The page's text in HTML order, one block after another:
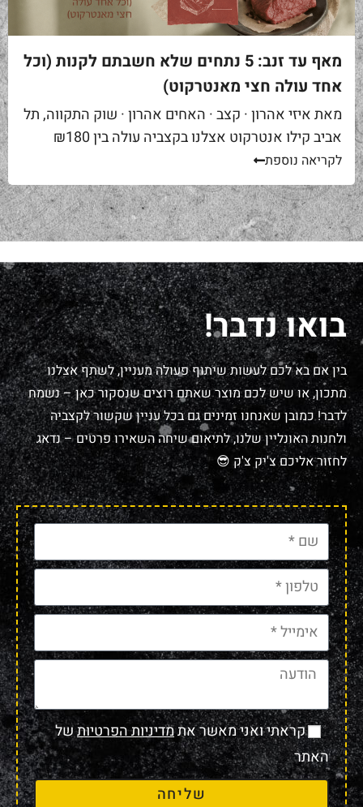
מאף עד זנב: 5 נתחים שלא חשבתם לקנות (וכל
אחד עולה חצי מאנטרקוט)
מאת איזי אהרון · קצב · האחים אהרון · שוק התקווה, תל
אביב קילו אנטרקוט אצלנו בקצביה עולה בין ₪180
ל-₪220. מחיר יפה – וגם מוצדק, כי זה...
לקריאה נוספת
בואו נדבר!
בין אם בא לכם לעשות שיתוף פעולה מעניין, לשתף אצלנו
מתכון, או שיש לכם מוצר שאתם רוצים שנסקור כאן – נשמח
לדבר! כמובן שאנחנו זמינים גם בכל עניין שקשור לקצביה
ולחנות האונליין שלנו, לתיאום שיחה השאירו פרטים – נדאג
לחזור אליכם צ'יק צ'ק 😎
קראתי ואני מאשר אתמדיניות הפרטיותשל
האתר
שליחה